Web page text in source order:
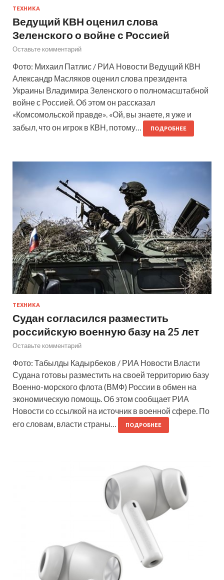
ТЕХНИКА
Ведущий КВН оценил слова
Зеленского о войне с Россией
Оставьте комментарий
Фото: Михаил Патлис / РИА Новости Ведущий КВН
Александр Масляков оценил слова президента
Украины Владимира Зеленского о полномасштабной
войне с Россией. Об этом он рассказал
«Комсомольской правде». «Ой, вы знаете, я уже и
забыл, что он игрок в КВН, потому…
ПОДРОБНЕЕ
ТЕХНИКА
Судан согласился разместить
российскую военную базу на 25 лет
Оставьте комментарий
Фото: Табылды Кадырбеков / РИА Новости Власти
Судана готовы разместить на своей территорию базу
Военно-морского флота (ВМФ) России в обмен на
экономическую помощь. Об этом сообщает РИА
Новости со ссылкой на источник в военной сфере. По
его словам, власти страны…
ПОДРОБНЕЕ